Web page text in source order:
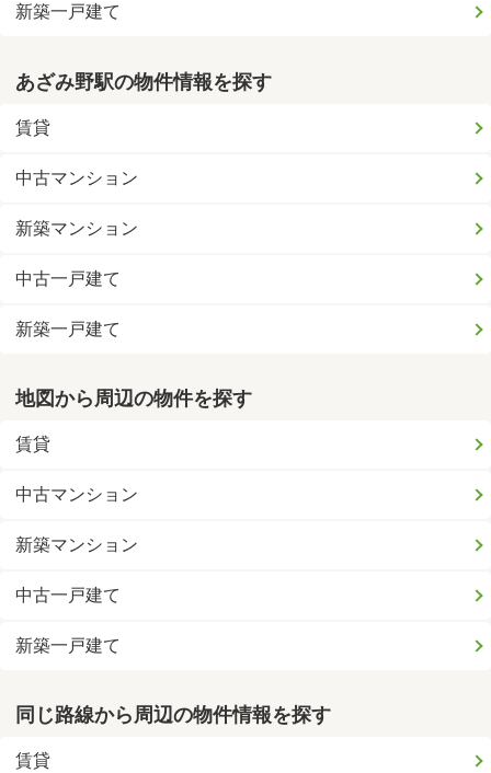
新築一戸建て
あざみ野駅の物件情報を探す
賃貸
中古マンション
新築マンション
中古一戸建て
新築一戸建て
地図から周辺の物件を探す
賃貸
中古マンション
新築マンション
中古一戸建て
新築一戸建て
同じ路線から周辺の物件情報を探す
賃貸